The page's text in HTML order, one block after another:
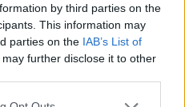
by third parties on the
This information may
parties on the IAB’s List of
may further disclose it to other